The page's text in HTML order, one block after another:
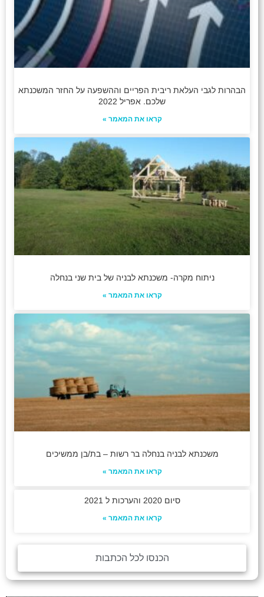
הבהרות לגבי העלאת ריבית הפריים וההשפעה על החזר המשכנתא
שלכם. אפריל 2022
קראו את המאמר »
ניתוח מקרה- משכנתא לבניה של בית שני בנחלה
קראו את המאמר »
משכנתא לבניה בנחלה בר רשות – בת/בן ממשיכים
קראו את המאמר »
סיום 2020 והערכות ל 2021
קראו את המאמר »
הכנסו לכל הכתבות